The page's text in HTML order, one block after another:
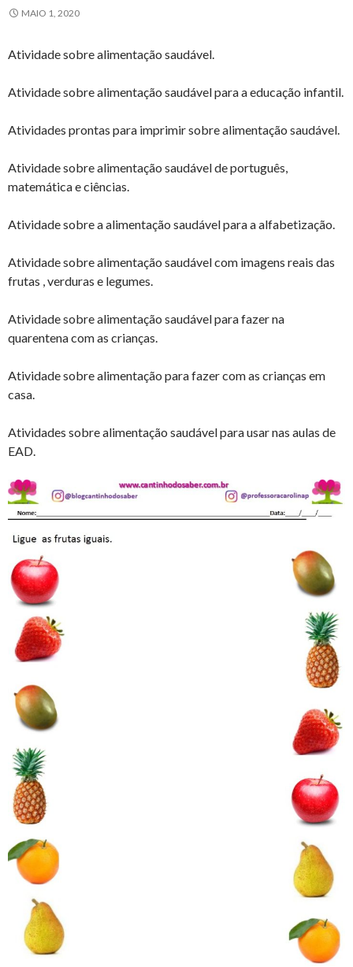
MAIO 1, 2020
Atividade sobre alimentação saudável.
Atividade sobre alimentação saudável para a educação infantil.
Atividades prontas para imprimir sobre alimentação saudável.
Atividade sobre alimentação saudável de português,
matemática e ciências.
Atividade sobre a alimentação saudável para a alfabetização.
Atividade sobre alimentação saudável com imagens reais das
frutas , verduras e legumes.
Atividade sobre alimentação saudável para fazer na
quarentena com as crianças.
Atividade sobre alimentação para fazer com as crianças em
casa.
Atividades sobre alimentação saudável para usar nas aulas de
EAD.